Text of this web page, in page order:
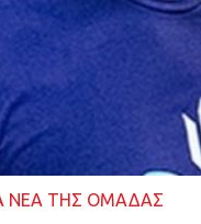
ΝΕΑ ΤΗΣ ΟΜΑΔΑΣ